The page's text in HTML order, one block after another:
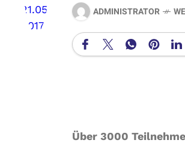
ADMINISTRATOR
Über 3000